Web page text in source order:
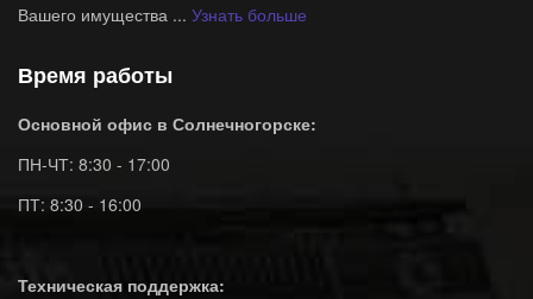
Вашего имущества ... Узнать больше
Время работы
Основной офис в Солнечногорске:
ПН-ЧТ: 8:30 - 17:00
ПТ: 8:30 - 16:00
Техническая поддержка: